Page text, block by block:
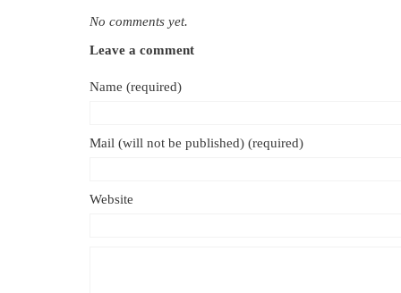
No comments yet.
Leave a comment
Name (required)
Mail (will not be published) (required)
Website